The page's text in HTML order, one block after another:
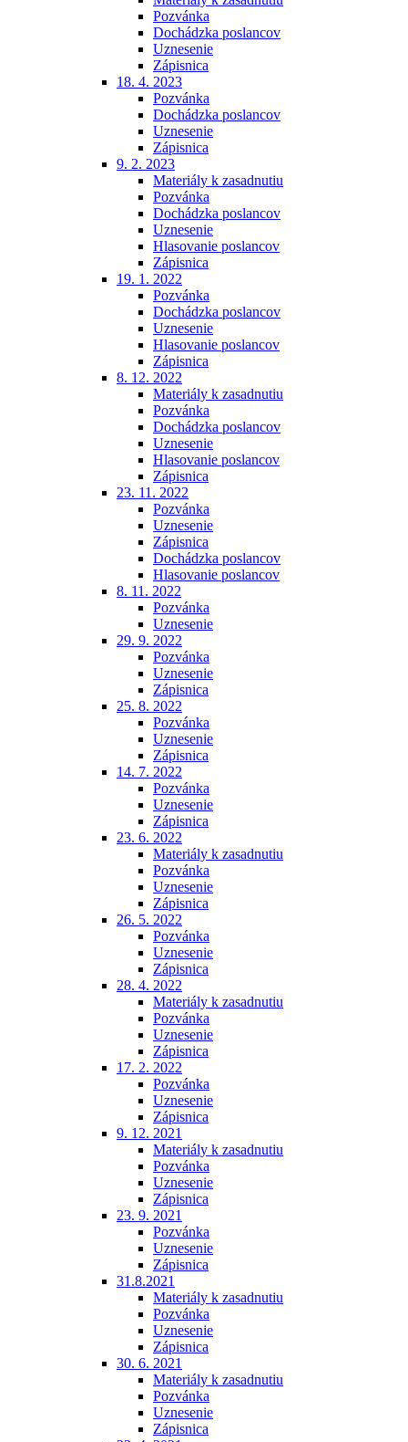
Pozvánka
Dochádzka poslancov
Uznesenie
Zápisnica
18. 4. 2023
Pozvánka
Dochádzka poslancov
Uznesenie
Zápisnica
9. 2. 2023
Materiály k zasadnutiu
Pozvánka
Dochádzka poslancov
Uznesenie
Hlasovanie poslancov
Zápisnica
19. 1. 2022
Pozvánka
Dochádzka poslancov
Uznesenie
Hlasovanie poslancov
Zápisnica
8. 12. 2022
Materiály k zasadnutiu
Pozvánka
Dochádzka poslancov
Uznesenie
Hlasovanie poslancov
Zápisnica
23. 11. 2022
Pozvánka
Uznesenie
Zápisnica
Dochádzka poslancov
Hlasovanie poslancov
8. 11. 2022
Pozvánka
Uznesenie
29. 9. 2022
Pozvánka
Uznesenie
Zápisnica
25. 8. 2022
Pozvánka
Uznesenie
Zápisnica
14. 7. 2022
Pozvánka
Uznesenie
Zápisnica
23. 6. 2022
Materiály k zasadnutiu
Pozvánka
Uznesenie
Zápisnica
26. 5. 2022
Pozvánka
Uznesenie
Zápisnica
28. 4. 2022
Materiály k zasadnutiu
Pozvánka
Uznesenie
Zápisnica
17. 2. 2022
Pozvánka
Uznesenie
Zápisnica
9. 12. 2021
Materiály k zasadnutiu
Pozvánka
Uznesenie
Zápisnica
23. 9. 2021
Pozvánka
Uznesenie
Zápisnica
31.8.2021
Materiály k zasadnutiu
Pozvánka
Uznesenie
Zápisnica
30. 6. 2021
Materiály k zasadnutiu
Pozvánka
Uznesenie
Zápisnica